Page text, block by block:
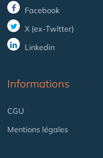
Facebook
X (ex-Twitter)
Linkedin
Informations
CGU
Mentions légales